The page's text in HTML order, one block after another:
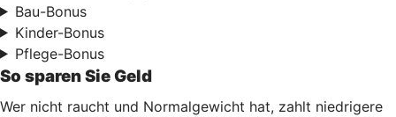
Bau-Bonus
Kinder-Bonus
Pflege-Bonus
So sparen Sie Geld
Wer nicht raucht und Normalgewicht hat, zahlt niedrigere